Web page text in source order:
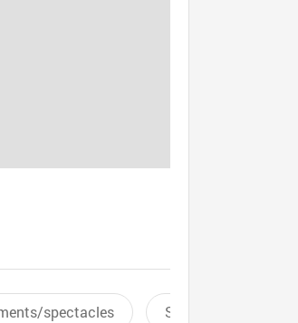
spectacles Sports aquatiques